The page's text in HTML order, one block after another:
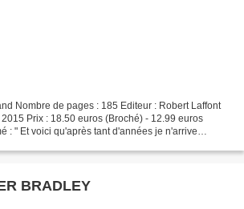
Nombre de pages : 185 Editeur : Robert Laffont
Prix : 18.50 euros (Broché) - 12.99 euros
: " Et voici qu'après tant d'années je n'arrive
BRADLEY